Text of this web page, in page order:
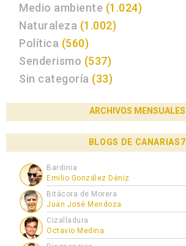
Medio ambiente (1.024)
Naturaleza (1.002)
Política (560)
Senderismo (537)
Sin categoría (33)
ARCHIVOS MENSUALES
BLOGS DE CANARIAS7
Bardinia
Emilio González Déniz
Bitácora de Morera
Juan José Mendoza
Cizalladura
Octavio Medina